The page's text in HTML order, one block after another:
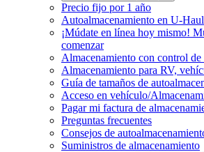
Precio fijo por 1 año
Autoalmacenamiento en U-Haul
¡Múdate en línea hoy mismo!
comenzar
Almacenamiento con control de
Almacenamiento para RV,
Guía de tamaños de
Acceso en vehículo/
Pagar mi factura de
Preguntas frecuentes
Consejos de
Suministros de almacenamiento